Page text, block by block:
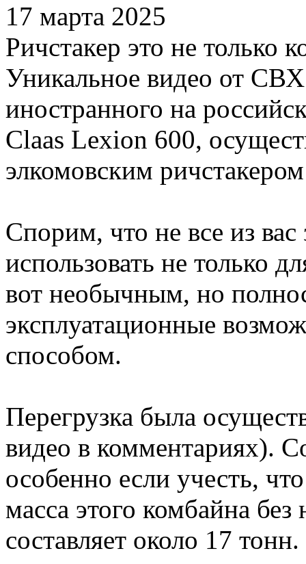
17 марта 2025
Ричстакер это не только
Уникальное видео от
иностранного на
Claas Lexion 600,
элкомовским
Спорим, что не все из
использовать не только
вот необычным, но
эксплуатационные
способом.
Перегрузка была
видео в комментариях).
особенно если учесть,
масса этого комбайна
составляет около 17 тонн.